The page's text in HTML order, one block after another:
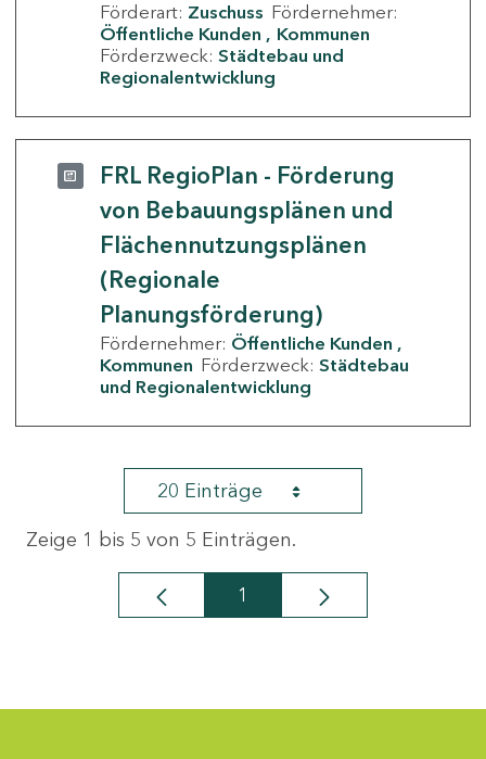
Förderart: Zuschuss Fördernehmer:
Öffentliche Kunden
Kommunen
Förderzweck: Städtebau und
Regionalentwicklung
FRL RegioPlan - Förderung
von Bebauungsplänen und
Flächennutzungsplänen
(Regionale
Planungsförderung)
Fördernehmer: Öffentliche Kunden
Kommunen Förderzweck: Städtebau
und Regionalentwicklung
20 Einträge
Zeige 1 bis 5 von 5 Einträgen.
Seite
1